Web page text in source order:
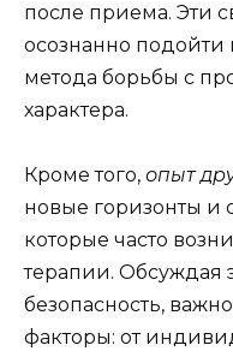
после приема. Эти
осознанно
метода борьбы с
характера.
Кроме того, опыт
новые горизонты и
которые часто
терапии. Обсуждая
безопасность,
факторы: от